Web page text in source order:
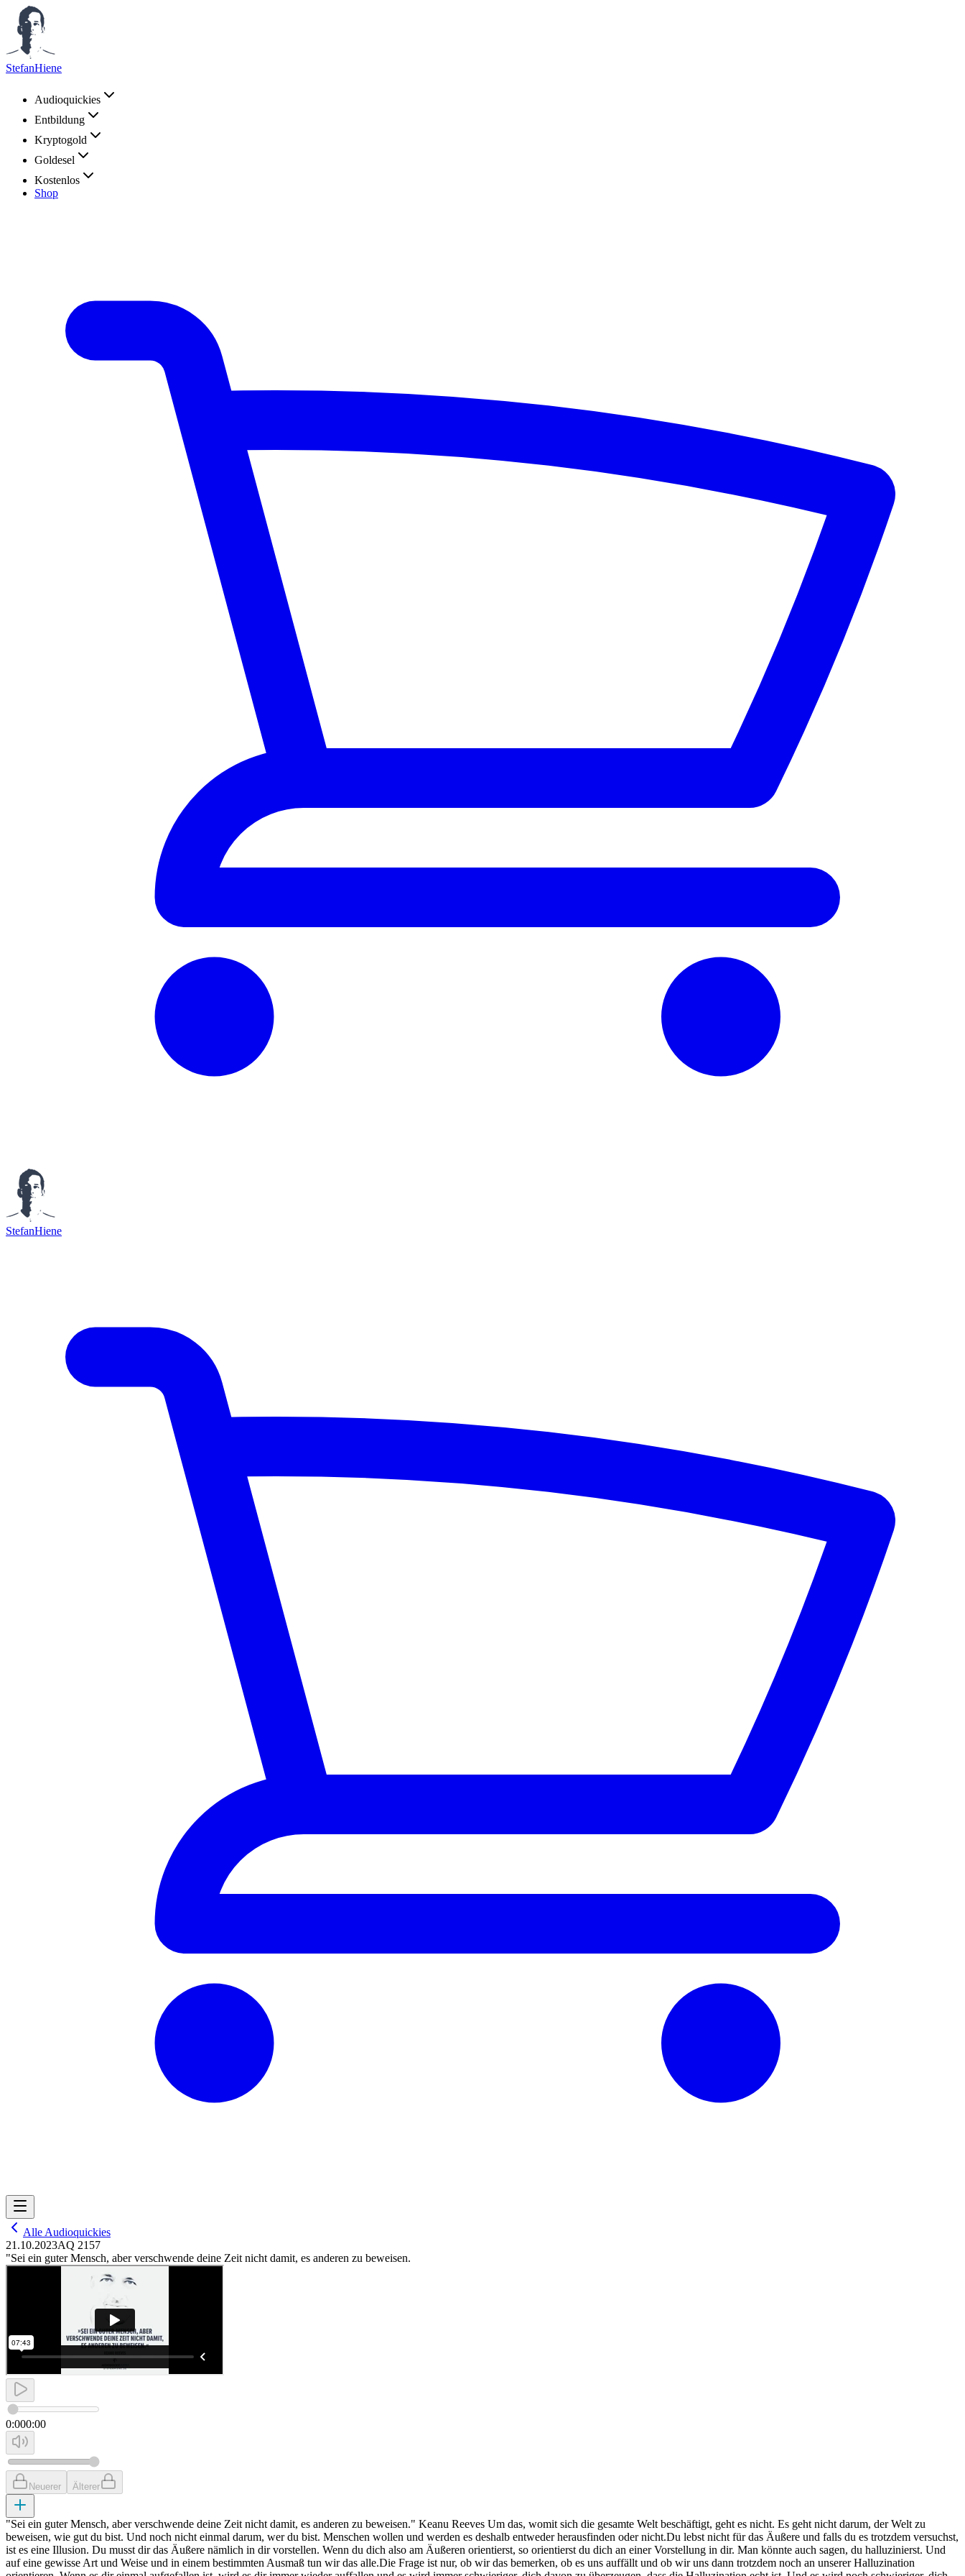
StefanHiene
Audioquickies
Entbildung
Kryptogold
Goldesel
Kostenlos
Shop
StefanHiene
Alle Audioquickies
21.10.2023AQ 2157
"Sei ein guter Mensch, aber verschwende deine Zeit nicht damit, es anderen zu beweisen.
0:000:00
Neuerer Älterer
"Sei ein guter Mensch, aber verschwende deine Zeit nicht damit, es anderen zu beweisen." Keanu Reeves Um das, womit sich die gesamte Welt beschäftigt, geht es nicht. Es geht nicht darum, der Welt zu
beweisen, wie gut du bist. Und noch nicht einmal darum, wer du bist. Menschen wollen und werden es deshalb entweder herausfinden oder nicht.Du lebst nicht für das Äußere und falls du es trotzdem versuchst,
ist es eine Illusion. Du musst dir das Äußere nämlich in dir vorstellen. Wenn du dich also am Äußeren orientierst, so orientierst du dich an einer Vorstellung in dir. Man könnte auch sagen, du halluzinierst. Und
auf eine gewisse Art und Weise und in einem bestimmten Ausmaß tun wir das alle.Die Frage ist nur, ob wir das bemerken, ob es uns auffällt und ob wir uns dann trotzdem noch an unserer Halluzination